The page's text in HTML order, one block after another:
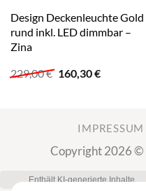
Design Deckenleuchte Gold
rund inkl. LED dimmbar –
Zina
229,00€ Ursprünglicher
Preis
160,30€Aktueller
IMPRESSUM
Copyright 2026 ©